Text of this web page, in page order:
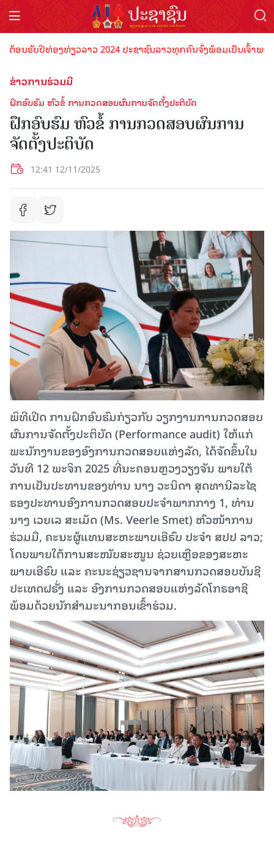
ຮັບປີທ່ອງທ່ຽວລາວ 2024 ປະຊາຊົນລາວທຸກຄົນຈົ່ງພ້ອມເປັນເຈົ້າພາບ
ຂ່າວການຮ່ວມມື
ຝຶກອົບຮົມ ຫົວຂໍ້ ການກວດສອບຜົນການຈັດຕັ້ງປະຕິບັດ
ຝຶກອົບຮົມ ຫົວຂໍ້ ການກວດສອບຜົນການ
ຈັດຕັ້ງປະຕິບັດ
12:41 12/11/2025
ພິທີເປີດ ການຝຶກອົບຮົມກ່ຽວກັບ ວຽກ​ງານ​ການກວດສອບ
ຜົນການຈັດຕັ້ງປະຕິບັດ (Performance audit) ໃຫ້ແກ່
ພະນັກງານຂອງອົງການກວດສອບແຫ່ງລັດ, ໄດ້ຈັດຂຶ້ນໃນ
ວັນທີ 12 ພະຈິກ 2025 ທີ່ນະຄອນຫຼວງວຽງຈັນ ພາຍໃຕ້
ການເປັນປະທານຂອງທ່ານ ນາງ ວະນິດາ ສຸດທານີລະໄຊ
ຮອງປະທານອົງການກວດສອບປະຈໍາພາກກາງ 1, ທ່ານ
ນາງ ເວຍເລ ສະເມັດ (Ms. Veerle Smet) ຫົວໜ້າການ
ຮ່ວມມື, ຄະນະຜູ້ແທນສະຫະພາບເອີຣົບ ປະຈໍາ ສປປ ລາວ;
ໂດຍພາຍໃຕ້ການສະໜັບສະໜູນ ຊ່ວຍ​ເຫຼືອ​ຂອງ​ສະ​ຫະ​
ພາບ​ເອີ​ຣົບ ແລະ ຄະ​ນະ​ຊ່ຽວຊານຈາກ​ສານກວດ​ສອບ​ບັນ​ຊີ
ປະ​ເທດ​ຝ​ຣັ່ງ ແລະ ອົງການກວດສອບແຫ່ງລັດໂກຣອາຊີ
ພ້ອມດ້ວຍນັກສໍາມະນາກອນເຂົ້າຮ່ວມ.